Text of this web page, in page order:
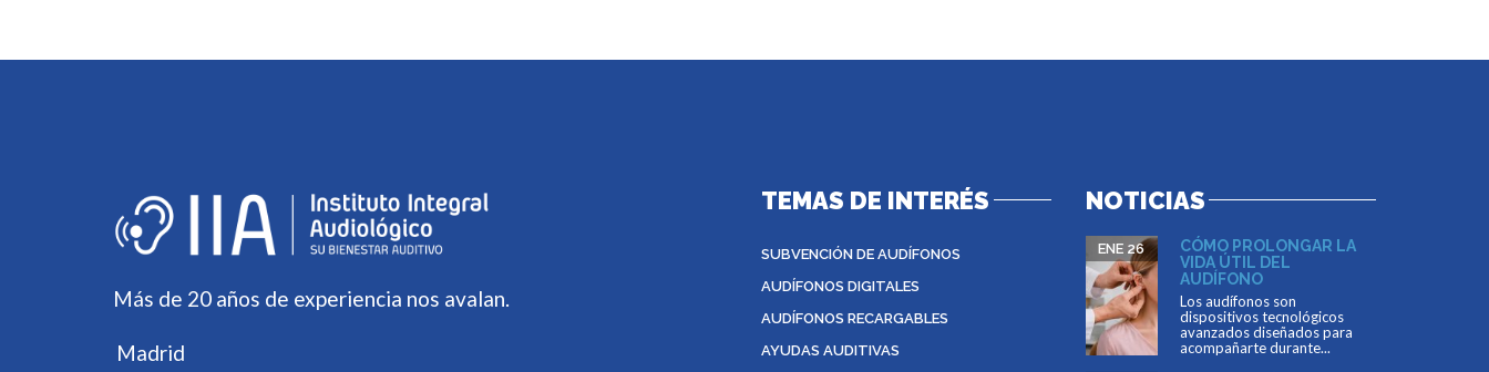
Más de 20 años de experiencia nos avalan.
Madrid
TEMAS DE INTERÉS
SUBVENCIÓN DE AUDÍFONOS
AUDÍFONOS DIGITALES
AUDÍFONOS RECARGABLES
AYUDAS AUDITIVAS
NOTICIAS
CÓMO PROLONGAR LA
VIDA ÚTIL DEL
AUDÍFONO
ENE 26
Los audífonos son
dispositivos tecnológicos
avanzados diseñados para
acompañarte durante...